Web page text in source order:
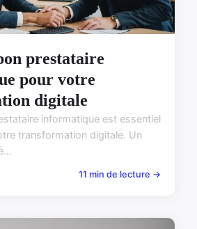
prestataire
pour votre
digitale
informatique est essentiel
transformation digitale. Un
11 min de lecture →